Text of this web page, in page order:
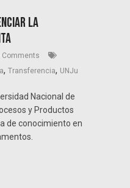
la
Comments
,Transferencia, UNJu
Nacional de
y Productos
de conocimiento en